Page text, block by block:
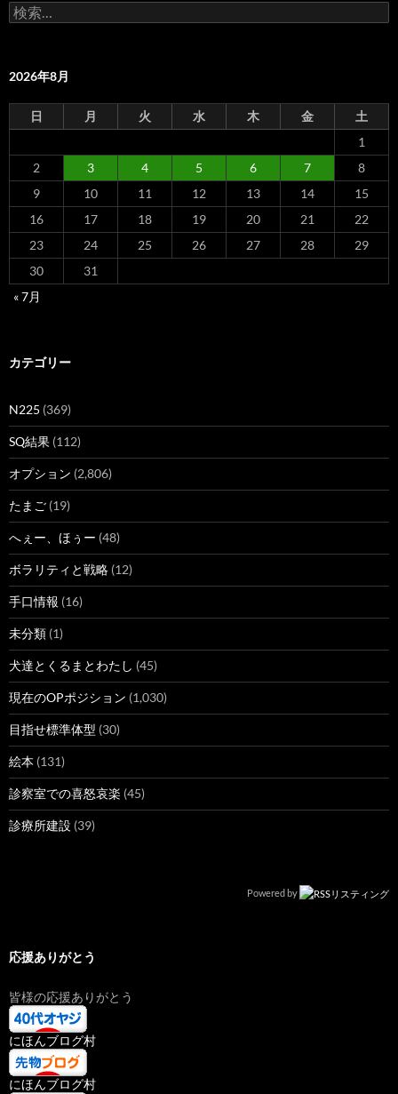
検
索:
2026年8月
日 月 火 水 木 金
土
1
2
3 4 5 6 7
8
9
10 11 12 13 14
15
16
17 18 19 20 21
22
23
24 25 26 27 28
29
30
31
« 7月
カテゴリー
N225 (369)
SQ結果 (112)
オプション (2,806)
たまご (19)
へぇー、ほぅー (48)
ボラリティと戦略 (12)
手口情報 (16)
未分類 (1)
犬達とくるまとわたし (45)
現在のOPポジション (1,030)
目指せ標準体型 (30)
絵本 (131)
診察室での喜怒哀楽 (45)
診療所建設 (39)
Powered by
応援ありがとう
皆様の応援ありがとう
にほんブログ村
にほんブログ村